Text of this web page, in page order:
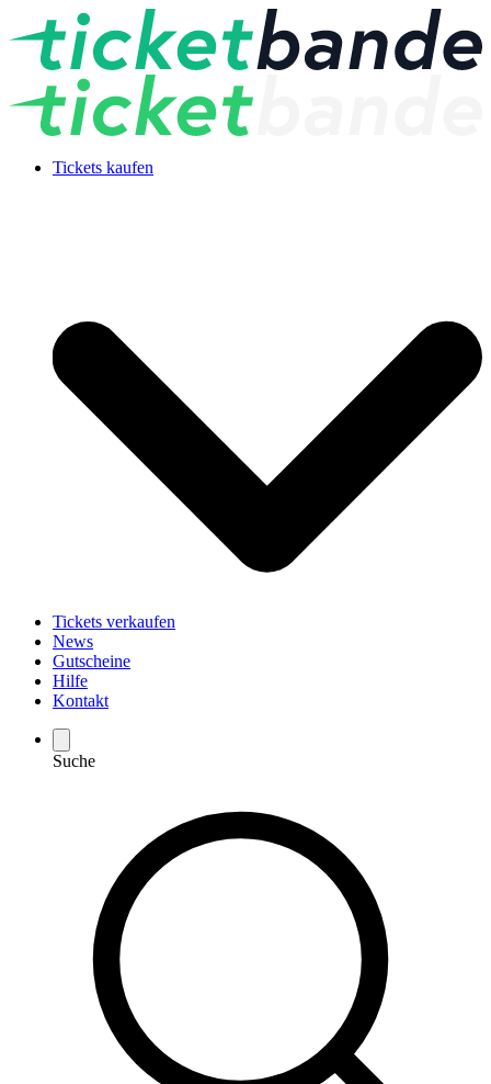
Tickets kaufen
Tickets verkaufen
News
Gutscheine
Hilfe
Kontakt
Suche